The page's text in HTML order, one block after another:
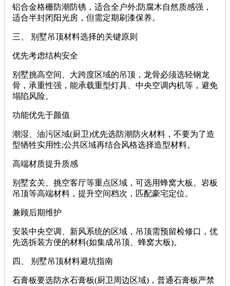
铝合金格栅防潮防锈，适合全户外;防腐木自然质感强，
适合半封闭阳光房，但需定期刷漆保养。
三、 别墅吊顶材料选择的关键原则
优先考虑结构安全
别墅挑高空间、大跨度区域的吊顶，龙骨必须选轻钢龙
骨，承重性强，能承载重型灯具、中央空调内机等，避免
塌陷风险。
功能优先于颜值
潮湿、油污区域(厨卫)优先选防潮防火材料，不要为了造
型牺牲实用性;公共区域再结合风格选择造型材料。
高端材质提升质感
别墅玄关、挑空客厅等重点区域，可选用蜂窝大板、岩板
吊顶等高端材料，提升空间档次，匹配豪宅定位。
兼顾后期维护
安装中央空调、新风系统的区域，吊顶需预留检修口，优
先选拆装方便的材料(如集成吊顶、蜂窝大板)。
四、 别墅吊顶材料避坑指南
石膏板要选防水石膏板(厨卫周边区域)，普通石膏板严禁